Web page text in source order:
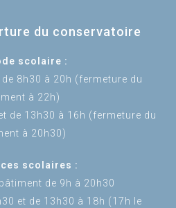
du conservatoire
scolaire :
8h30 à 20h (fermeture du
à 22h)
de 13h30 à 16h (fermeture du
à 20h30)
scolaires :
de 9h à 20h30
et de 13h30 à 18h (17h le